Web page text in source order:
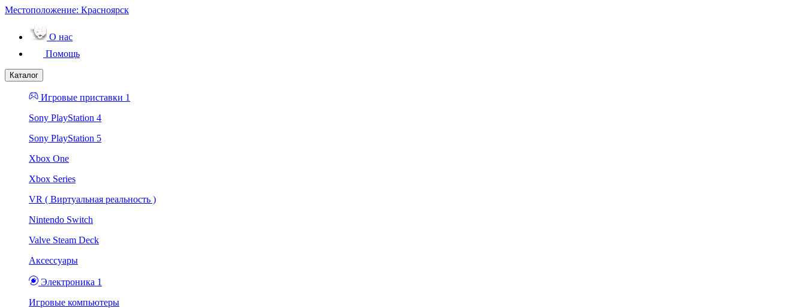
Местоположение: Красноярск
О нас
Помощь
Каталог
Игровые приставки 1
Sony PlayStation 4
Sony PlayStation 5
Xbox One
Xbox Series
VR ( Виртуальная реальность )
Nintendo Switch
Valve Steam Deck
Аксессуары
Электроника 1
Игровые компьютеры